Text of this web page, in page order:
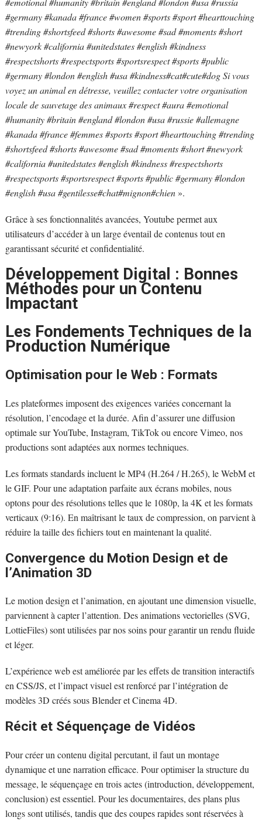
#germany #kanada #france #women #sports #sport #hearttouching
#trending #shortsfeed #shorts #awesome #sad #moments #short
#newyork #california #unitedstates #english #kindness
#respectshorts #respectsports #sportsrespect #sports #public
#germany #london #english #usa #kindness#cat#cute#dog Si vous
voyez un animal en détresse, veuillez contacter votre organisation
locale de sauvetage des animaux #respect​ #aura​ #emotional​
#humanity​ #britain​ #england​ #london​ #usa​ #russie​ #allemagne​
#kanada​ #france​ #femmes #sports​ #sport​ #hearttouching​ #trending​
#shortsfeed​ #shorts​ #awesome​ #sad​ #moments​ #short​ #newyork​
#california​ #unitedstates #english​ #kindness​ #respectshorts​
#respectsports​ #sportsrespect​ #sports​ #public​ #germany​ #london​
#english​ #usa​ #gentilesse​#chat​#mignon​#chien​ ».
Grâce à ses fonctionnalités avancées, Youtube permet aux
utilisateurs d’accéder à un large éventail de contenus tout en
garantissant sécurité et confidentialité.
Développement Digital : Bonnes
Méthodes pour un Contenu
Impactant
Les Fondements Techniques de la
Production Numérique
Optimisation pour le Web : Formats
Les plateformes imposent des exigences variées concernant la
résolution, l’encodage et la durée. Afin d’assurer une diffusion
optimale sur YouTube, Instagram, TikTok ou encore Vimeo, nos
productions sont adaptées aux normes techniques.
Les formats standards incluent le MP4 (H.264 / H.265), le WebM et
le GIF. Pour une adaptation parfaite aux écrans mobiles, nous
optons pour des résolutions telles que le 1080p, la 4K et les formats
verticaux (9:16). En maîtrisant le taux de compression, on parvient à
réduire la taille des fichiers tout en maintenant la qualité.
Convergence du Motion Design et de
l’Animation 3D
Le motion design et l’animation, en ajoutant une dimension visuelle,
parviennent à capter l’attention. Des animations vectorielles (SVG,
LottieFiles) sont utilisées par nos soins pour garantir un rendu fluide
et léger.
L’expérience web est améliorée par les effets de transition interactifs
en CSS/JS, et l’impact visuel est renforcé par l’intégration de
modèles 3D créés sous Blender et Cinema 4D.
Récit et Séquençage de Vidéos
Pour créer un contenu digital percutant, il faut un montage
dynamique et une narration efficace. Pour optimiser la structure du
message, le séquençage en trois actes (introduction, développement,
conclusion) est essentiel. Pour les documentaires, des plans plus
longs sont utilisés, tandis que des coupes rapides sont réservées à